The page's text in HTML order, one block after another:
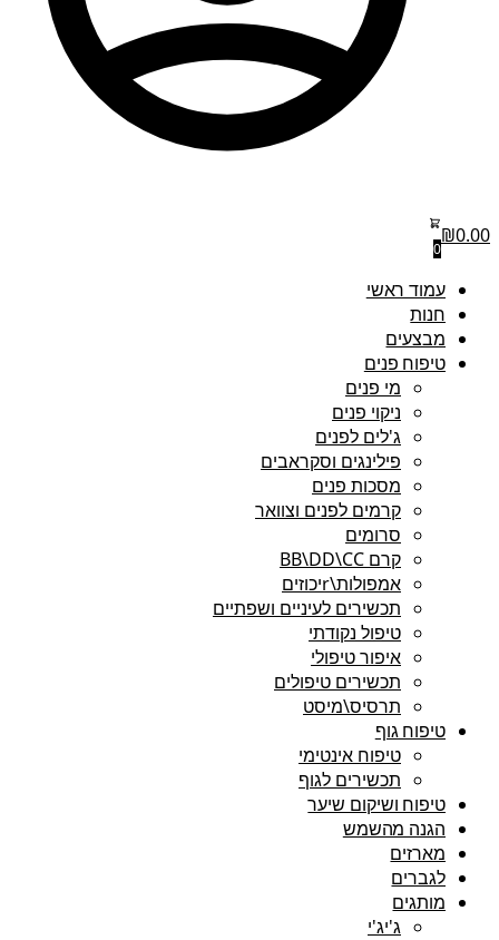
₪0.00
0
עמוד ראשי
חנות
מבצעים
טיפוח פנים
מי פנים
ניקוי פנים
ג'לים לפנים
פילינגים וסקראבים
מסכות פנים
קרמים לפנים וצוואר
סרומים
קרם BB\DD\CC
אמפולות\rיכוזים
תכשירים לעיניים ושפתיים
טיפול נקודתי
איפור טיפולי
תכשירים טיפולים
תרסיס\מיסט
טיפוח גוף
טיפוח אינטימי
תכשירים לגוף
טיפוח ושיקום שיער
הגנה מהשמש
מארזים
לגברים
מותגים
ג'יג'י